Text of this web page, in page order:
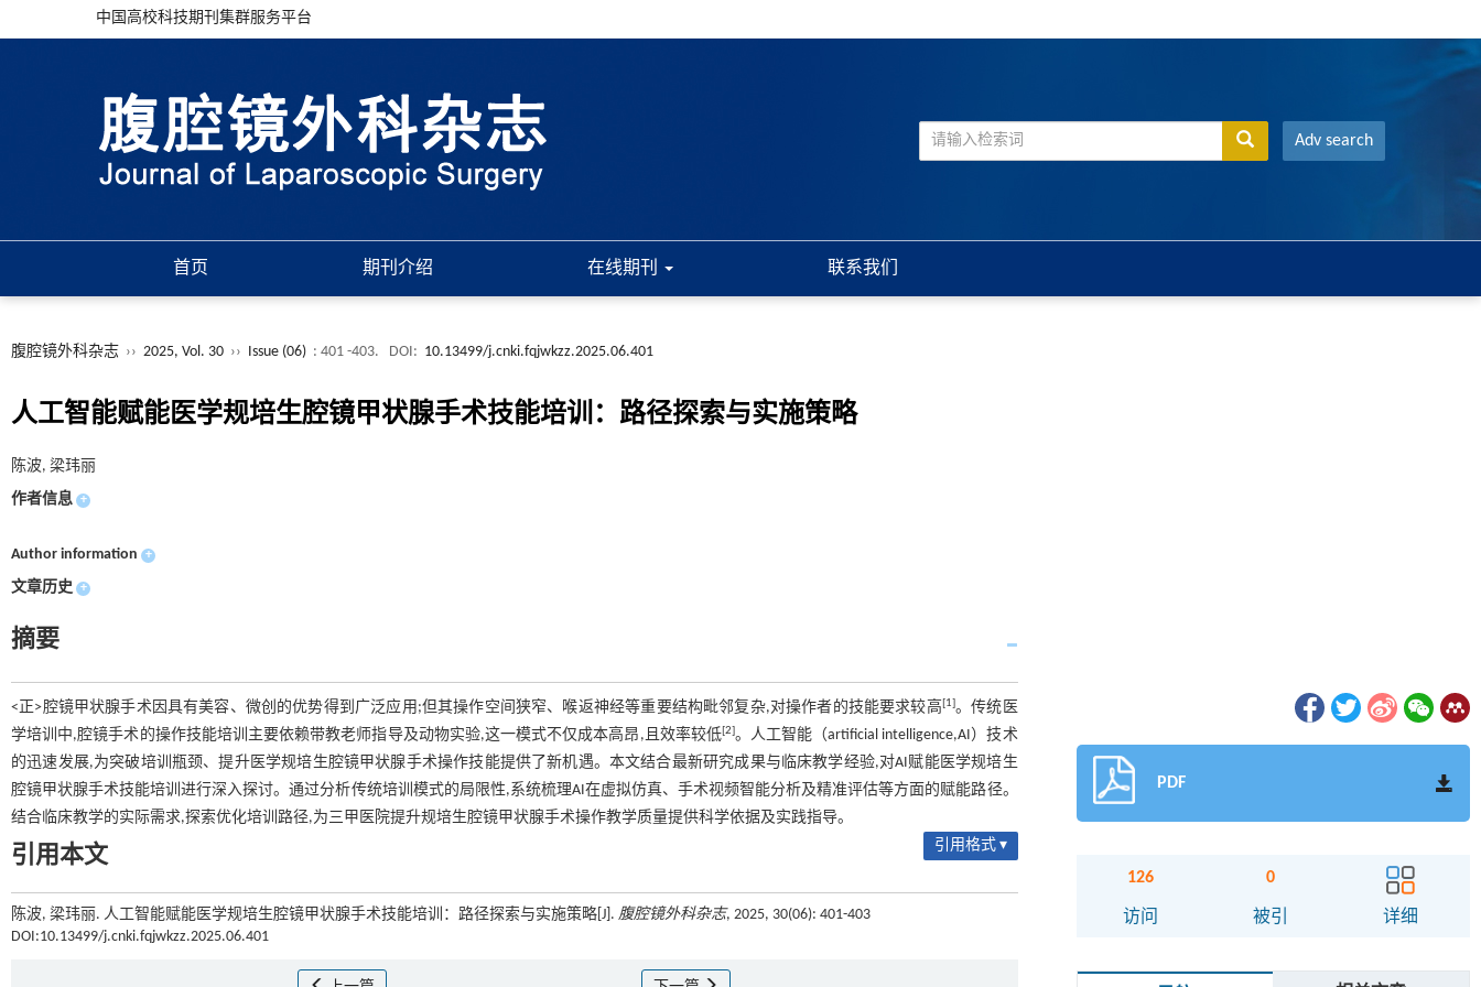
中国高校科技期刊集群服务平台
Adv search
首页 期刊介绍 在线期刊 联系我们
腹腔镜外科杂志 ›› 2025, Vol. 30 ›› Issue (06) : 401 -403. DOI: 10.13499/j.cnki.fqjwkzz.2025.06.401
人工智能赋能医学规培生腔镜甲状腺手术技能培训：路径探索与实施策略
陈波, 梁玮丽
作者信息 +
Author information +
文章历史 +
摘要
<正>腔镜甲状腺手术因具有美容、微创的优势得到广泛应用;但其操作空间狭窄、喉返神经等重要结构毗邻复杂,对操作者的技能要求较高[1]。传统医
学培训中,腔镜手术的操作技能培训主要依赖带教老师指导及动物实验,这一模式不仅成本高昂,且效率较低[2]。人工智能（artificial intelligence,AI）技术
的迅速发展,为突破培训瓶颈、提升医学规培生腔镜甲状腺手术操作技能提供了新机遇。本文结合最新研究成果与临床教学经验,对AI赋能医学规培生
腔镜甲状腺手术技能培训进行深入探讨。通过分析传统培训模式的局限性,系统梳理AI在虚拟仿真、手术视频智能分析及精准评估等方面的赋能路径。
结合临床教学的实际需求,探索优化培训路径,为三甲医院提升规培生腔镜甲状腺手术操作教学质量提供科学依据及实践指导。
引用本文 引用格式 ▾
陈波, 梁玮丽. 人工智能赋能医学规培生腔镜甲状腺手术技能培训：路径探索与实施策略[J]. 腹腔镜外科杂志, 2025, 30(06): 401-403
DOI:10.13499/j.cnki.fqjwkzz.2025.06.401
PDF
126
访问
0
被引 详细